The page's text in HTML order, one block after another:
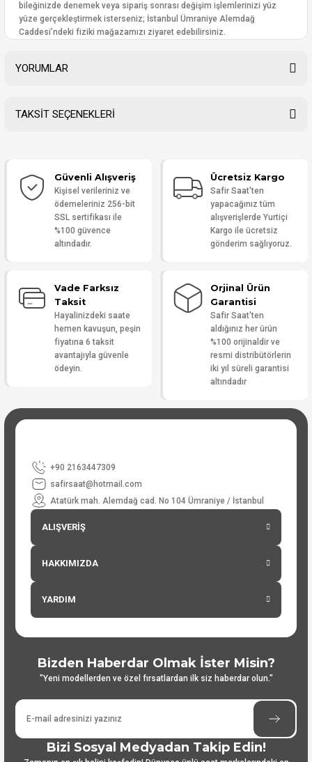
bileğinizde denemek veya sipariş sonrası değişim işlemlerinizi yüz
yüze gerçekleştirmek isterseniz; İstanbul Ümraniye Alemdağ
Caddesi’ndeki fiziki mağazamızı ziyaret edebilirsiniz.
YORUMLAR
Yorum Yaz
TAKSİT SEÇENEKLERİ
Güvenli Alışveriş
Kişisel verileriniz ve
ödemeleriniz 256-bit
SSL sertifikası ile
%100 güvence
altındadır.
Ücretsiz Kargo
Safir Saat'ten
yapacağınız tüm
alışverişlerde Yurtiçi
Kargo ile ücretsiz
gönderim sağlıyoruz.
Vade Farksız
Taksit
Hayalinizdeki saate
hemen kavuşun, peşin
fiyatına 6 taksit
avantajıyla güvenle
ödeyin.
Orjinal Ürün
Garantisi
Safir Saat'ten
aldığınız her ürün
%100 orijinaldir ve
resmi distribütörlerin
iki yıl süreli garantisi
altındadır
+90 2163447309
safirsaat@hotmail.com
Atatürk mah. Alemdağ cad. No 104 Ümraniye / İstanbul
ALIŞVERİŞ
HAKKIMIZDA
YARDIM
Bizden Haberdar Olmak İster Misin?
"Yeni modellerden ve özel fırsatlardan ilk siz haberdar olun."
Bizi Sosyal Medyadan Takip Edin!